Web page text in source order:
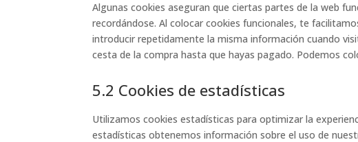
Algunas cookies aseguran que ciertas partes de la web
recordándose. Al colocar cookies funcionales, te
introducir repetidamente la misma información cuando
cesta de la compra hasta que hayas pagado. Podemos
5.2 Cookies de estadísticas
Utilizamos cookies estadísticas para optimizar la
estadísticas obtenemos información sobre el uso de